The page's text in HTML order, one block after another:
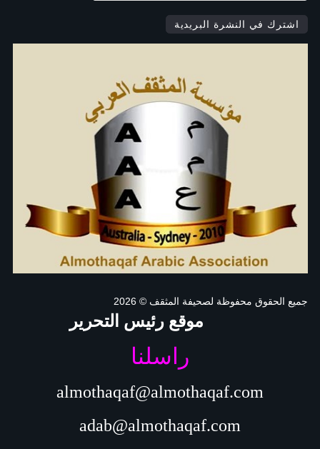
اشترك في النشرة البريدية
جميع الحقوق محفوظة لصحيفة المثقف© 2026
موقع رئيس التحرير
راسلنا
almothaqaf@almothaqaf.com
adab@almothaqaf.com